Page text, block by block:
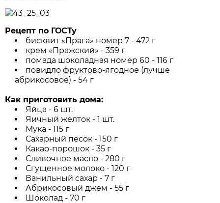
Рецепт по ГОСТу
бисквит «Прага» номер 7 - 472 г
крем «Пражский» - 359 г
помада шоколадная номер 60 - 116 г
повидло фруктово-ягодное (лучше
абрикосовое) - 54 г
Как приготовить дома:
Яйца - 6 шт.
Яичный желток - 1 шт.
Мука - 115 г
Сахарный песок - 150 г
Какао-порошок - 35 г
Сливочное масло - 280 г
Сгущенное молоко - 120 г
Ванильный сахар - 7 г
Абрикосовый джем - 55 г
Шоколад - 70 г